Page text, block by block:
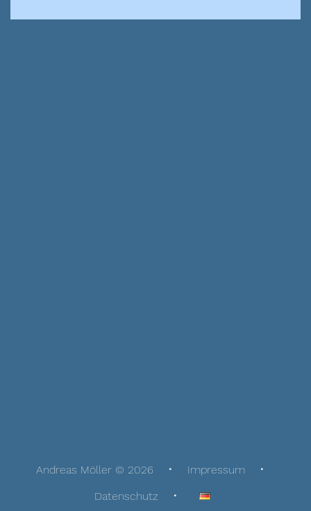
Andreas Möller © 2026
Impressum
Datenschutz